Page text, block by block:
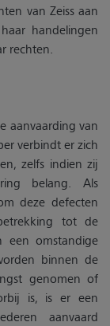
van Zeiss aan
handelingen
rechten.
aanvaarding van
verbindt er zich
zelfs indien zij
belang. Als
deze defecten
tot de
een omstandige
binnen de
genomen of
is, is er een
aanvaard